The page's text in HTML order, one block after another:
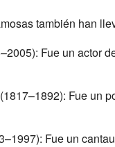
también han
Fue un actor
Fue un
Fue un